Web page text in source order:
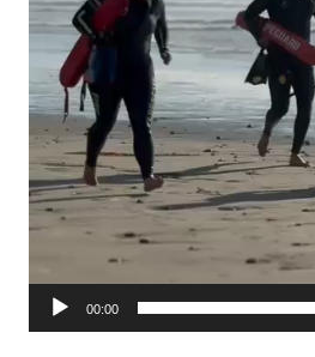
o
u
c
o
r
e
v
00:00